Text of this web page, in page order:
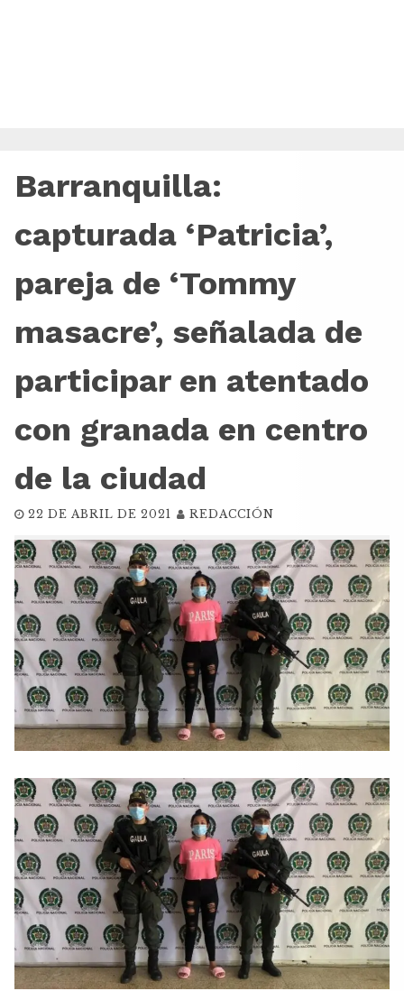
Barranquilla:
capturada ‘Patricia’,
pareja de ‘Tommy
masacre’, señalada de
participar en atentado
con granada en centro
de la ciudad
22 DE ABRIL DE 2021 REDACCIÓN